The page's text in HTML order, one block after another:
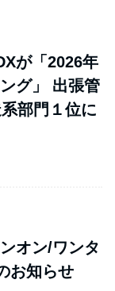
が「2026年
グ」 出張管
部門１位に
オン/ワンタ
お知らせ